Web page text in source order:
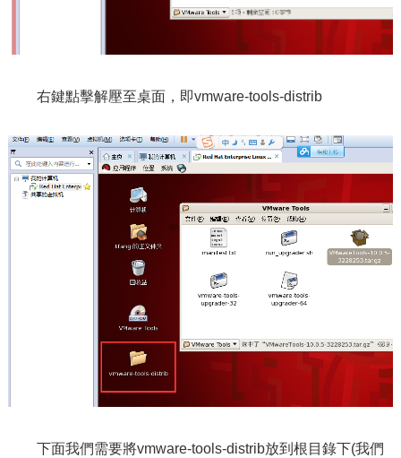
右鍵點擊解壓至桌面，即vmware-tools-distrib
下面我們需要將vmware-tools-distrib放到根目錄下(我們